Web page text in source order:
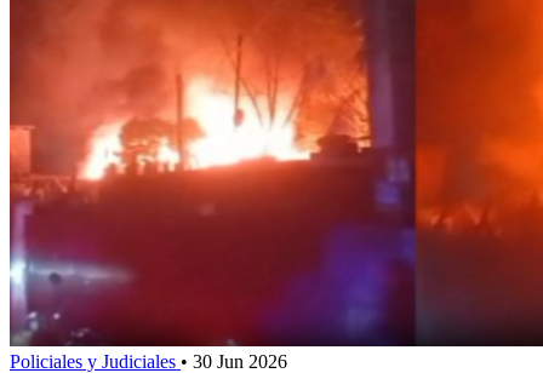
Policiales y Judiciales • 30 Jun 2026